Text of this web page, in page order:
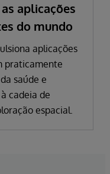
aplicações
do mundo
aplicações
praticamente
saúde e
cadeia de
espacial.